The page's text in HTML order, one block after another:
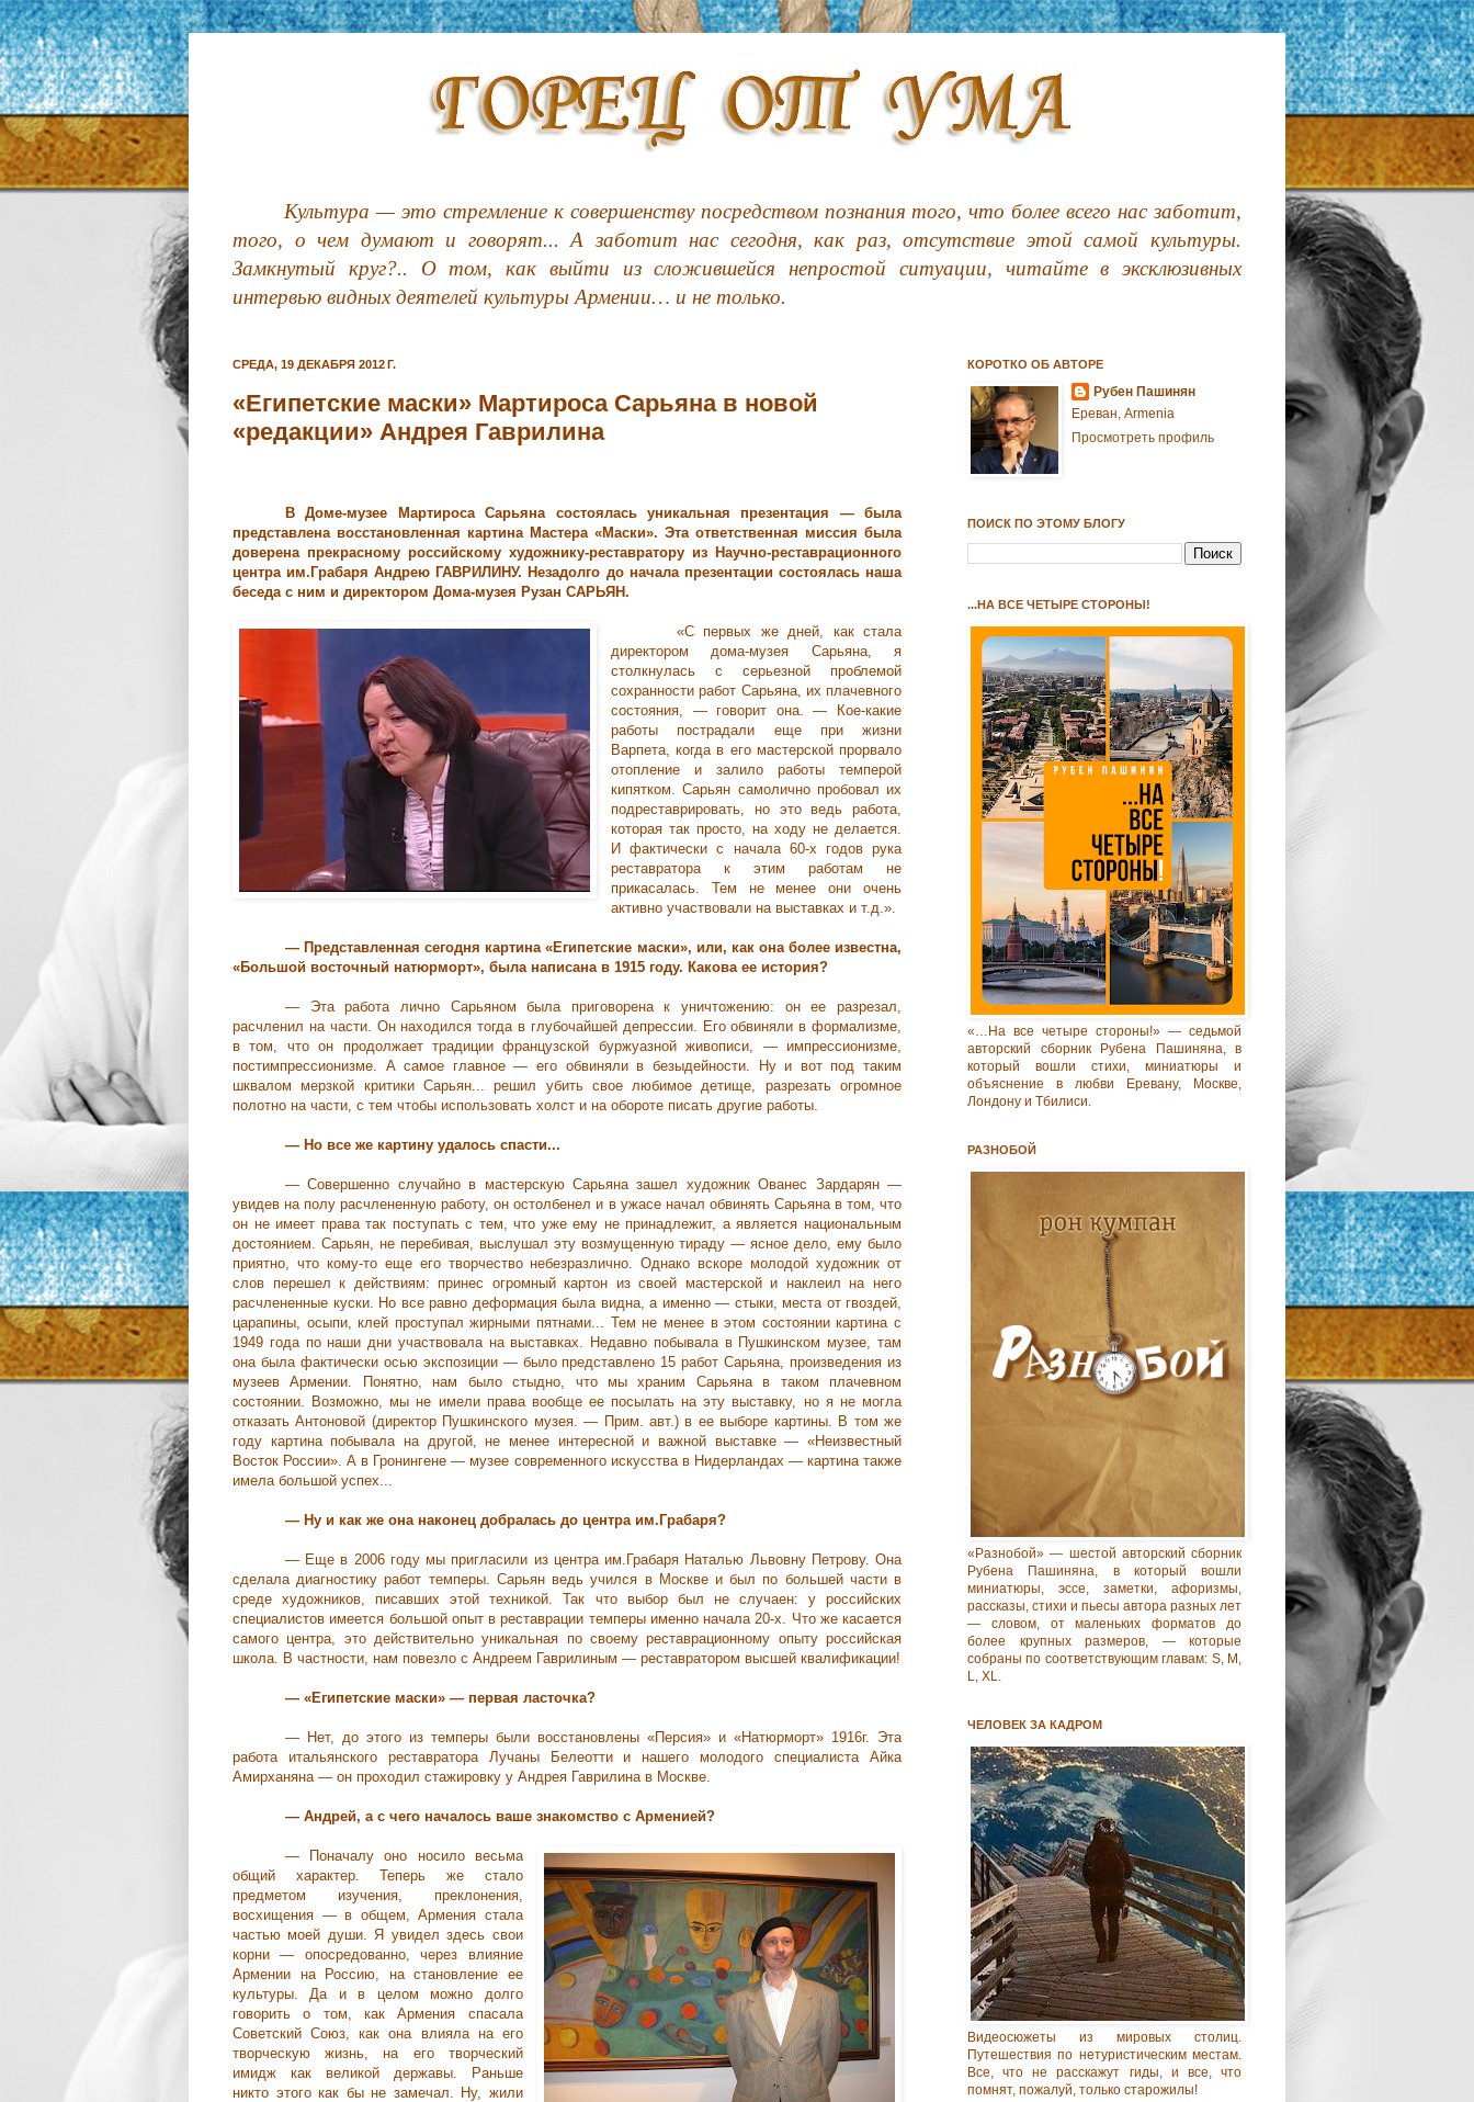
Культура — это стремление к совершенству посредством познания того, что более всего нас заботит,
того, о чем думают и говорят... А заботит нас сегодня, как раз, отсутствие этой самой культуры.
Замкнутый круг?.. О том, как выйти из сложившейся непростой ситуации, читайте в эксклюзивных
интервью видных деятелей культуры Армении… и не только.
СРЕДА, 19 ДЕКАБРЯ 2012 Г.
«Египетские маски» Мартироса Сарьяна в новой
«редакции» Андрея Гаврилина
В Доме-музее Мартироса Сарьяна состоялась уникальная презентация — была
представлена восстановленная картина Мастера «Маски». Эта ответственная миссия была
доверена прекрасному российскому художнику-реставратору из Научно-реставрационного
центра им.Грабаря Андрею ГАВРИЛИНУ. Незадолго до начала презентации состоялась наша
беседа с ним и директором Дома-музея Рузан САРЬЯН.
«С первых же дней, как стала
директором дома-музея Сарьяна, я
столкнулась с серьезной проблемой
сохранности работ Сарьяна, их плачевного
состояния, — говорит она. — Кое-какие
работы пострадали еще при жизни
Варпета, когда в его мастерской прорвало
отопление и залило работы темперой
кипятком. Сарьян самолично пробовал их
подреставрировать, но это ведь работа,
которая так просто, на ходу не делается.
И фактически с начала 60-х годов рука
реставратора к этим работам не
прикасалась. Тем не менее они очень
активно участвовали на выставках и т.д.».
— Представленная сегодня картина «Египетские маски», или, как она более известна,
«Большой восточный натюрморт», была написана в 1915 году. Какова ее история?
— Эта работа лично Сарьяном была приговорена к уничтожению: он ее разрезал,
расчленил на части. Он находился тогда в глубочайшей депрессии. Его обвиняли в формализме,
в том, что он продолжает традиции французской буржуазной живописи, — импрессионизме,
постимпрессионизме. А самое главное — его обвиняли в безыдейности. Ну и вот под таким
шквалом мерзкой критики Сарьян... решил убить свое любимое детище, разрезать огромное
полотно на части, с тем чтобы использовать холст и на обороте писать другие работы.
— Но все же картину удалось спасти...
— Совершенно случайно в мастерскую Сарьяна зашел художник Ованес Зардарян —
увидев на полу расчлененную работу, он остолбенел и в ужасе начал обвинять Сарьяна в том, что
он не имеет права так поступать с тем, что уже ему не принадлежит, а является национальным
достоянием. Сарьян, не перебивая, выслушал эту возмущенную тираду — ясное дело, ему было
приятно, что кому-то еще его творчество небезразлично. Однако вскоре молодой художник от
слов перешел к действиям: принес огромный картон из своей мастерской и наклеил на него
расчлененные куски. Но все равно деформация была видна, а именно — стыки, места от гвоздей,
царапины, осыпи, клей проступал жирными пятнами... Тем не менее в этом состоянии картина с
1949 года по наши дни участвовала на выставках. Недавно побывала в Пушкинском музее, там
она была фактически осью экспозиции — было представлено 15 работ Сарьяна, произведения из
музеев Армении. Понятно, нам было стыдно, что мы храним Сарьяна в таком плачевном
состоянии. Возможно, мы не имели права вообще ее посылать на эту выставку, но я не могла
отказать Антоновой (директор Пушкинского музея. — Прим. авт.) в ее выборе картины. В том же
году картина побывала на другой, не менее интересной и важной выставке — «Неизвестный
Восток России». А в Гронингене — музее современного искусства в Нидерландах — картина также
имела большой успех...
— Ну и как же она наконец добралась до центра им.Грабаря?
— Еще в 2006 году мы пригласили из центра им.Грабаря Наталью Львовну Петрову. Она
сделала диагностику работ темперы. Сарьян ведь учился в Москве и был по большей части в
среде художников, писавших этой техникой. Так что выбор был не случаен: у российских
специалистов имеется большой опыт в реставрации темперы именно начала 20-х. Что же касается
самого центра, это действительно уникальная по своему реставрационному опыту российская
школа. В частности, нам повезло с Андреем Гаврилиным — реставратором высшей квалификации!
— «Египетские маски» — первая ласточка?
— Нет, до этого из темперы были восстановлены «Персия» и «Натюрморт» 1916г. Эта
работа итальянского реставратора Лучаны Белеотти и нашего молодого специалиста Айка
Амирханяна — он проходил стажировку у Андрея Гаврилина в Москве.
— Андрей, а с чего началось ваше знакомство с Арменией?
— Поначалу оно носило весьма
общий характер. Теперь же стало
предметом изучения, преклонения,
восхищения — в общем, Армения стала
частью моей души. Я увидел здесь свои
корни — опосредованно, через влияние
Армении на Россию, на становление ее
культуры. Да и в целом можно долго
говорить о том, как Армения спасала
Советский Союз, как она влияла на его
творческую жизнь, на его творческий
имидж как великой державы. Раньше
никто этого как бы не замечал. Ну, жили
КОРОТКО ОБ АВТОРЕ
Рубен Пашинян
Ереван, Armenia
Просмотреть профиль
ПОИСК ПО ЭТОМУ БЛОГУ
...НА ВСЕ ЧЕТЫРЕ СТОРОНЫ!
«…На все четыре стороны!» — седьмой
авторский сборник Рубена Пашиняна, в
который вошли стихи, миниатюры и
объяснение в любви Еревану, Москве,
Лондону и Тбилиси.
РАЗНОБОЙ
«Разнобой» — шестой авторский сборник
Рубена Пашиняна, в который вошли
миниатюры, эссе, заметки, афоризмы,
рассказы, стихи и пьесы автора разных лет
— словом, от маленьких форматов до
более крупных размеров, — которые
собраны по соответствующим главам: S, M,
L, XL.
ЧЕЛОВЕК ЗА КАДРОМ
Видеосюжеты из мировых столиц.
Путешествия по нетуристическим местам.
Все, что не расскажут гиды, и все, что
помнят, пожалуй, только старожилы!